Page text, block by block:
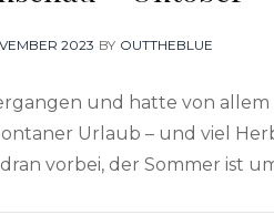
2023 BY OUTTHEBLUE
und hatte von allem
Urlaub – und viel
vorbei, der Sommer ist